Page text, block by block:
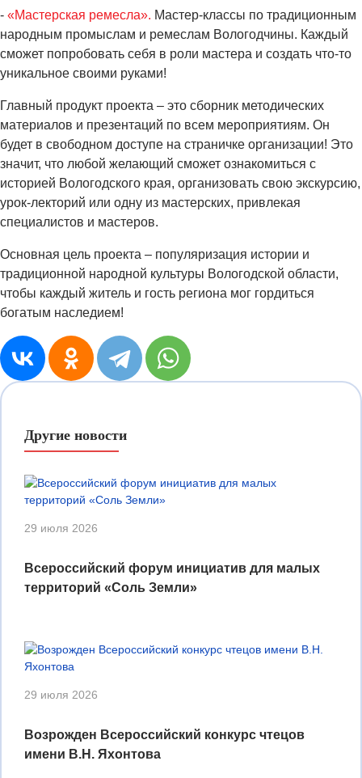
- «Мастерская ремесла». Мастер-классы по традиционным
народным промыслам и ремеслам Вологодчины. Каждый
сможет попробовать себя в роли мастера и создать что-то
уникальное своими руками!
Главный продукт проекта – это сборник методических
материалов и презентаций по всем мероприятиям. Он
будет в свободном доступе на страничке организации! Это
значит, что любой желающий сможет ознакомиться с
историей Вологодского края, организовать свою экскурсию,
урок-лекторий или одну из мастерских, привлекая
специалистов и мастеров.
Основная цель проекта – популяризация истории и
традиционной народной культуры Вологодской области,
чтобы каждый житель и гость региона мог гордиться
богатым наследием!
Другие новости
29 июля 2026
Всероссийский форум инициатив для малых
территорий «Соль Земли»
29 июля 2026
Возрожден Всероссийский конкурс чтецов
имени В.Н. Яхонтова